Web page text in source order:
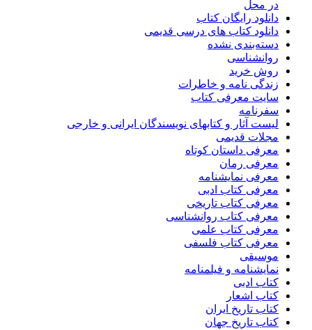
در محل
دانلود رایگان کتاب
دانلود کتاب های درسی قدیمی
دسته‌بندی نشده
روانشناسی
روش خرید
زندگی نامه و خاطرات
سایت معرفی کتاب
سفرنامه
لیست آثار و کتابهای نویسندگان ایرانی و خارجی
مجلات قدیمی
معرفی داستان کوتاه
معرفی رمان
معرفی نمایشنامه
معرفی کتاب ادبی
معرفی کتاب تاریخی
معرفی کتاب روانشناسی
معرفی کتاب علمی
معرفی کتاب فلسفی
موسیقی
نمایشنامه و فیلمنامه
کتاب ادبی
کتاب اشعار
کتاب تاریخ ایران
کتاب تاریخ جهان